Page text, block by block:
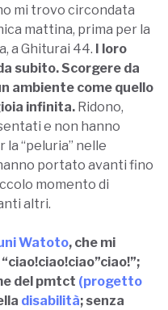
mi trovo circondata
mattina, prima per la
a Ghiturai 44. I loro
subito. Scorgere da
ambiente come quello
infinita. Ridono,
e non hanno
“peluria” nelle
portato avanti fino
momento di
altri.
Watoto, che mi
del pmtct (progetto
disabilità; senza